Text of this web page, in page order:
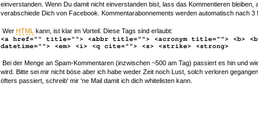
einverstanden. Wenn Du damit nicht einverstanden bist, lass das Kommentieren
verabschiede Dich von Facebook. Kommentarabonnements werden automatisch nach 3
Wer HTML kann, ist klar im Vorteil. Diese Tags sind erlaubt:
<a href="" title=""> <abbr title=""> <acronym title=""> <b>
datetime=""> <em> <i> <q cite=""> <s> <strike> <strong>
Bei der Menge an Spam-Kommentaren (inzwischen ~500 am Tag) passiert es hin und
wird. Bitte sei mir nicht böse aber ich habe weder Zeit noch Lust, solch verloren
öfters passiert, schreib' mir 'ne Mail damit ich dich whitelisten kann.